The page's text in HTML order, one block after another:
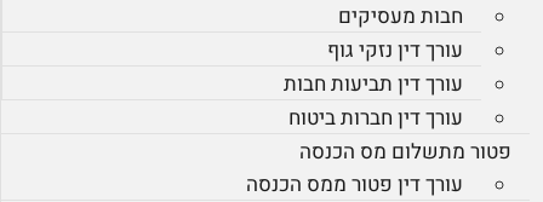
חבות מעסיקים
עורך דין נזקי גוף
עורך דין תביעות חבות
עורך דין חברות ביטוח
פטור מתשלום מס הכנסה
עורך דין פטור ממס הכנסה